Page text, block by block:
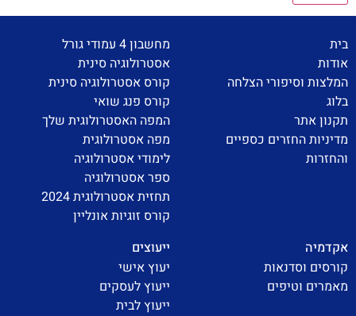
בית
אודות
המלצות וסיפורי הצלחה
בלוג
תקנון אתר
מדיניות החזרים כספיים
והחזרות
מחשבון 4 עמודי גורל
אסטרולוגיה סינית
קורס אסטרולוגיה סינית
קורס פנג שואי
המפה האסטרולוגית שלך
מפה אסטרולוגית
לימודי אסטרולוגיה
ספר אסטרולוגיה
תחזית אסטרולוגית 2024
קורס זוגיות אונליין
אקדמיה
קורסים וסדנאות
מאמרים וטיפים
ייעוצים
יעוץ אישי
ייעוץ לעסקים
ייעוץ לבית